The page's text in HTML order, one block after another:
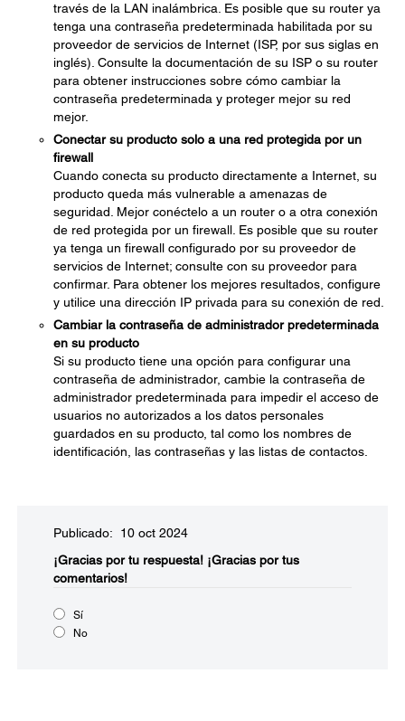
través de la LAN inalámbrica. Es posible que su router ya
tenga una contraseña predeterminada habilitada por su
proveedor de servicios de Internet (ISP, por sus siglas en
inglés). Consulte la documentación de su ISP o su router
para obtener instrucciones sobre cómo cambiar la
contraseña predeterminada y proteger mejor su red
mejor.
Conectar su producto solo a una red protegida por un
firewall
Cuando conecta su producto directamente a Internet, su
producto queda más vulnerable a amenazas de
seguridad. Mejor conéctelo a un router o a otra conexión
de red protegida por un firewall. Es posible que su router
ya tenga un firewall configurado por su proveedor de
servicios de Internet; consulte con su proveedor para
confirmar. Para obtener los mejores resultados, configure
y utilice una dirección IP privada para su conexión de red.
Cambiar la contraseña de administrador predeterminada
en su producto
Si su producto tiene una opción para configurar una
contraseña de administrador, cambie la contraseña de
administrador predeterminada para impedir el acceso de
usuarios no autorizados a los datos personales
guardados en su producto, tal como los nombres de
identificación, las contraseñas y las listas de contactos.
Publicado: 10 oct 2024
¡Gracias por tu respuesta! ¡Gracias por tus
comentarios!
Sí
No